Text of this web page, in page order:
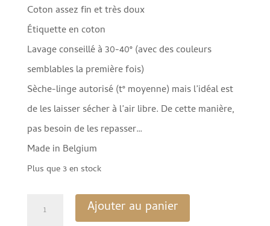
Coton assez fin et très doux
Étiquette en coton
Lavage conseillé à 30-40° (avec des couleurs
semblables la première fois)
Sèche-linge autorisé (t° moyenne) mais l’idéal est
de les laisser sécher à l’air libre. De cette manière,
pas besoin de les repasser…
Made in Belgium
Plus que 3 en stock
quantité
Ajouter au panier